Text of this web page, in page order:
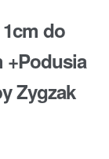
do
+Podusia
Zygzak